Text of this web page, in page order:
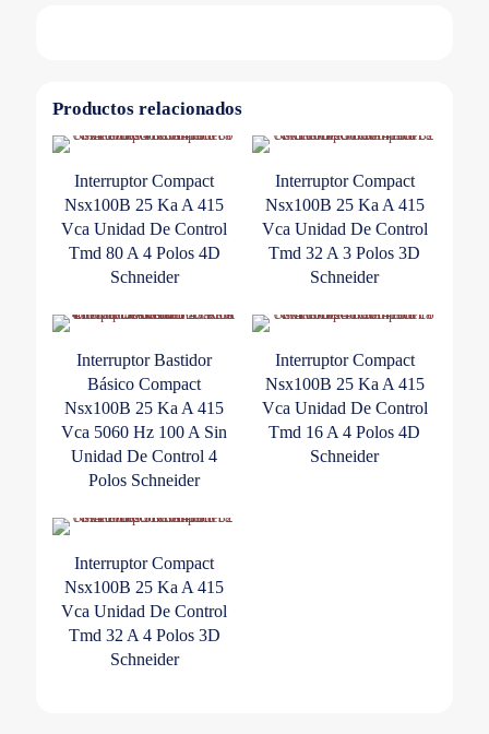
Disparo
Polos
cantidad
Productos relacionados
Interruptor Compact
Nsx100B 25 Ka A 415
Vca Unidad De Control
Tmd 80 A 4 Polos 4D
Schneider
Interruptor Compact
Nsx100B 25 Ka A 415
Vca Unidad De Control
Tmd 32 A 3 Polos 3D
Schneider
Interruptor Bastidor
Básico Compact
Nsx100B 25 Ka A 415
Vca 5060 Hz 100 A Sin
Unidad De Control 4
Polos Schneider
Interruptor Compact
Nsx100B 25 Ka A 415
Vca Unidad De Control
Tmd 16 A 4 Polos 4D
Schneider
Interruptor Compact
Nsx100B 25 Ka A 415
Vca Unidad De Control
Tmd 32 A 4 Polos 3D
Schneider